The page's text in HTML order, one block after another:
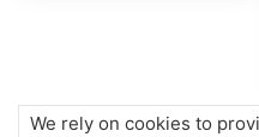
We rely on cookies to